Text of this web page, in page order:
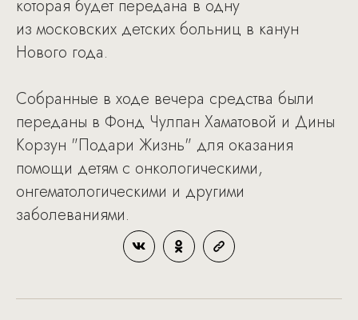
которая будет передана в одну
из московских детских больниц в канун
Нового года.
Собранные в ходе вечера средства были
переданы в Фонд Чулпан Хаматовой и Дины
Корзун "Подари Жизнь" для оказания
помощи детям с онкологическими,
онгематологическими и другими
заболеваниями.